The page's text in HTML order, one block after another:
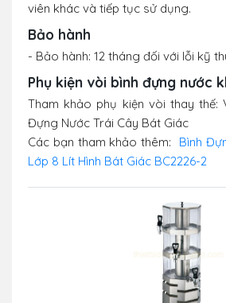
viên khác và tiếp tục sử dụng.
Bảo hành
- Bảo hành: 12 tháng đối với lỗi kỹ
Phụ kiện vòi bình đựng nước
Tham khảo phụ kiện vòi thay thế:
Đựng Nước Trái Cây Bát Giác
Các bạn tham khảo thêm: Bình
Lớp 8 Lít Hình Bát Giác BC2226-2